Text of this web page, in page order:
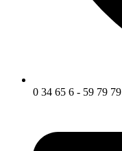
0 34 65 6 - 59 79 79